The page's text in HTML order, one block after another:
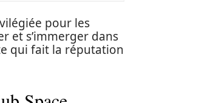
pour les
et s’immerger dans
qui fait la réputation